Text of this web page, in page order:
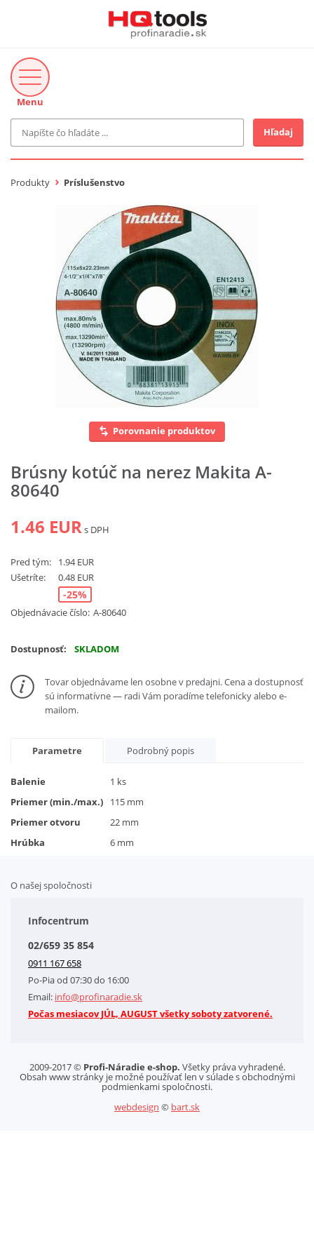
Značka
Makita-Záhrada
Proxxon Industrial
Fiskars
EUR
novinka v ponuke
Vyhľadať
Hľadaj
Menu
Produkty Príslušenstvo
Porovnanie produktov
Brúsny kotúč na nerez Makita A-
80640
1.46 EURs DPH
Pred tým:
1.94 EUR
Ušetríte:
0.48 EUR
-25%
Objednávacie číslo: A-80640
Dostupnosť: SKLADOM
Tovar objednávame len osobne v predajni. Cena a dostupnosť
sú informatívne — radi Vám poradíme telefonicky alebo e-
mailom.
Parametre Podrobný popis
Balenie
1 ks
Priemer (min./max.)
115 mm
Priemer otvoru
22 mm
Hrúbka
6 mm
O našej spoločnosti
Obchodné podmienky
Kontakt
Letáky na stiahnutie
GDPR-Informácie o spracovaní osobných údajov HQ Tools, spol. s r. o.
Cookies
Infocentrum
02/659 35 854
0911 167 658
Po-Pia od 07:30 do 16:00
Email: info@profinaradie.sk
Počas mesiacov JÚL, AUGUST všetky soboty zatvorené.
2009-2017 © Profi-Náradie e-shop. Všetky práva vyhradené.
Obsah www stránky je možné používať len v súlade s obchodnými
podmienkami spoločnosti.
webdesign © bart.sk